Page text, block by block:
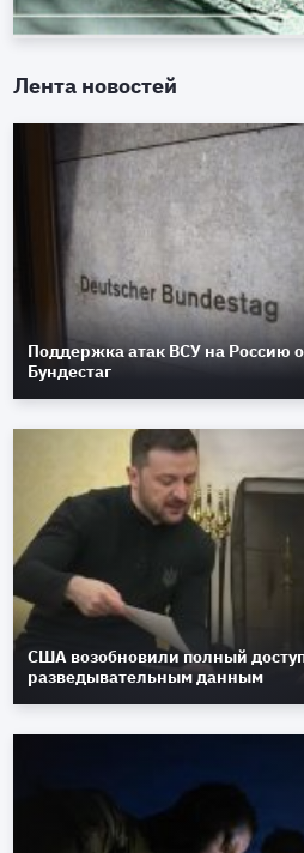
Лента новостей
Поддержка атак ВСУ на Россию
Бундестаг
США возобновили полный
разведывательным данным